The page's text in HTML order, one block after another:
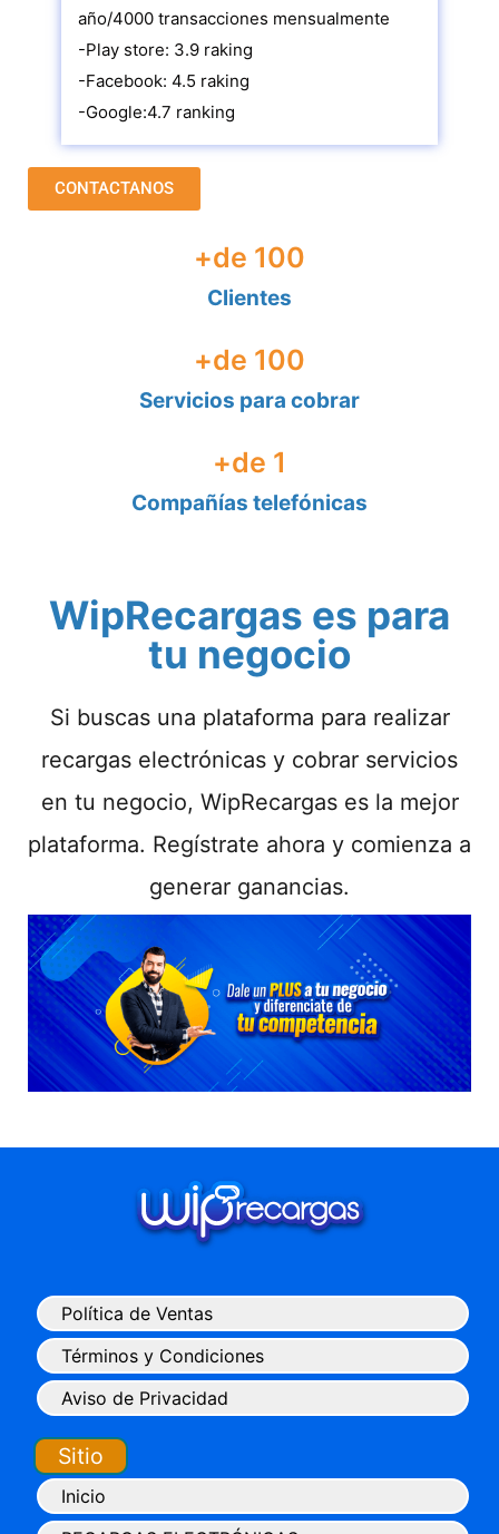
año/4000 transacciones mensualmente
-Play store: 3.9 raking
-Facebook: 4.5 raking
-Google:4.7 ranking
CONTACTANOS
Clientes
+de 100
Servicios para cobrar
+de 100
Compañías telefónicas
+de 1
WipRecargas es para
tu negocio
Si buscas una plataforma para realizar
recargas electrónicas y cobrar servicios
en tu negocio, WipRecargas es la mejor
plataforma. Regístrate ahora y comienza a
generar ganancias.
Política de Ventas
Términos y Condiciones
Aviso de Privacidad
Sitio
Inicio